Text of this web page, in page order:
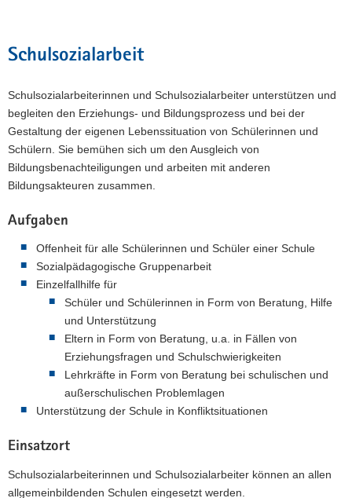
Schulsozialarbeit
Schulsozialarbeiterinnen und Schulsozialarbeiter unterstützen und
begleiten den Erziehungs- und Bildungsprozess und bei der
Gestaltung der eigenen Lebenssituation von Schülerinnen und
Schülern. Sie bemühen sich um den Ausgleich von
Bildungsbenachteiligungen und arbeiten mit anderen
Bildungsakteuren zusammen.
Aufgaben
Offenheit für alle Schülerinnen und Schüler einer Schule
Sozialpädagogische Gruppenarbeit
Einzelfallhilfe für
Schüler und Schülerinnen in Form von Beratung, Hilfe
und Unterstützung
Eltern in Form von Beratung, u.a. in Fällen von
Erziehungsfragen und Schulschwierigkeiten
Lehrkräfte in Form von Beratung bei schulischen und
außerschulischen Problemlagen
Unterstützung der Schule in Konfliktsituationen
Einsatzort
Schulsozialarbeiterinnen und Schulsozialarbeiter können an allen
allgemeinbildenden Schulen eingesetzt werden.